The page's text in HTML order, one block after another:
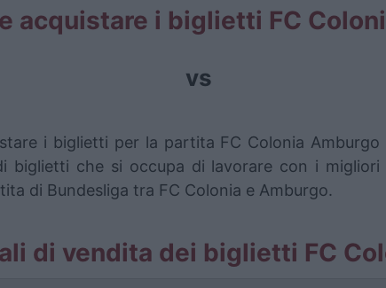
acquistare i biglietti FC
vs
i biglietti per la partita FC Colonia
biglietti che si occupa di lavorare con i
di Bundesliga tra FC Colonia e Amburgo.
di vendita dei biglietti FC